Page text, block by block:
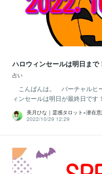
ハロウィンセールは明日まで
占い
こんばんは。 バーチャルヒ
ィンセールは明日が最終日で
美月ひな｜霊感タロット×潜在
2022/10/29 12:29